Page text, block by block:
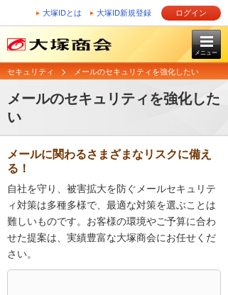
大塚IDとは 大塚ID新規登録 ログイン
メニュー
セキュリティ メールのセキュリティを強化したい
メールのセキュリティを強化した
い
メールに関わるさまざまなリスクに備え
る！
自社を守り、被害拡大を防ぐメールセキュリテ
ィ対策は多種多様で、最適な対策を選ぶことは
難しいものです。お客様の環境やご予算に合わ
せた提案は、実績豊富な大塚商会にお任せくだ
さい。